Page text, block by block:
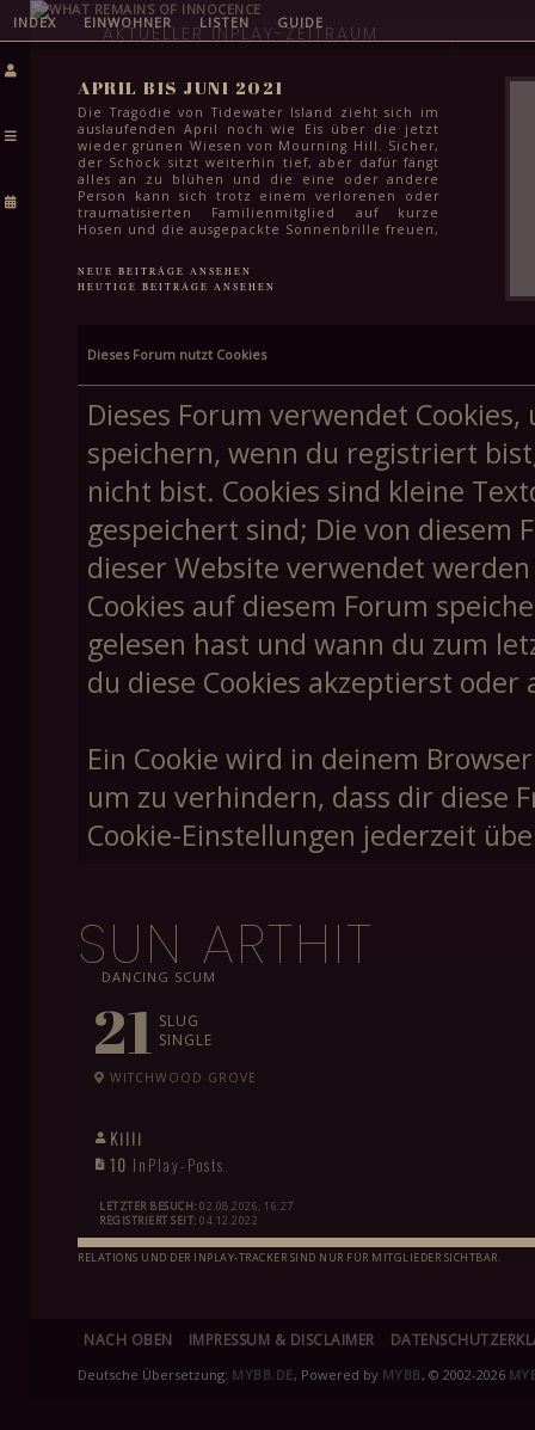
INDEX EINWOHNER LISTEN GUIDE
AKTUELLER INPLAY-ZEITRAUM
APRIL BIS JUNI 2021
Die Tragödie von Tidewater Island zieht sich im
auslaufenden April noch wie Eis über die jetzt
wieder grünen Wiesen von Mourning Hill. Sicher,
der Schock sitzt weiterhin tief, aber dafür fängt
alles an zu blühen und die eine oder andere
Person kann sich trotz einem verlorenen oder
traumatisierten Familienmitglied auf kurze
Hosen und die ausgepackte Sonnenbrille freuen,
kühl ist. Das Leben geht weiter und für die
meisten steht in den kommenden Monaten
der Stadt auch das endgültige Finale ihrer
Schullaufbahn. Spätestens Mitte Juni kann aber
höchstens noch die Frage im Weg, wie schnell
man eine weitere stadtweite Tragödie vergessen
kann.
NEUE BEITRÄGE ANSEHEN
HEUTIGE BEITRÄGE ANSEHEN
Dieses Forum nutzt Cookies
Dieses Forum verwendet
speichern, wenn du registriert
nicht bist. Cookies sind kleine
gespeichert sind; Die von diesem
dieser Website verwendet
Cookies auf diesem Forum
gelesen hast und wann du zum
du diese Cookies akzeptierst oder
Ein Cookie wird in deinem
um zu verhindern, dass dir diese
Cookie-Einstellungen jederzeit
SUN ARTHIT
DANCING SCUM
21 SLUG
SINGLE
WITCHWOOD GROVE
Killi
10 InPlay-Posts
LETZTER BESUCH: 02.08.2026, 16:27
REGISTRIERT SEIT: 04.12.2022
RELATIONS UND DER INPLAY-TRACKER SIND NUR FÜR MITGLIEDER SICHTBAR.
NACH OBEN IMPRESSUM & DISCLAIMER
Deutsche Übersetzung: MYBB.DE, Powered by MYBB , © 2002-2026